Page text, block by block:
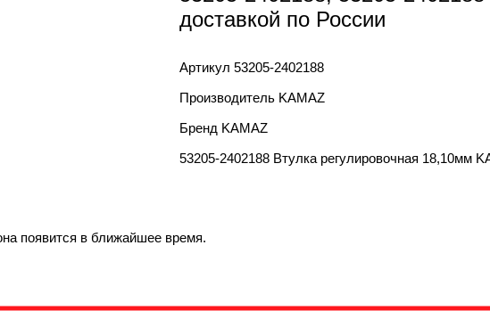
доставкой по России
Артикул 53205-2402188
Производитель KAMAZ
Бренд KAMAZ
53205-2402188 Втулка регулировочная 18,10мм
появится в ближайшее время.